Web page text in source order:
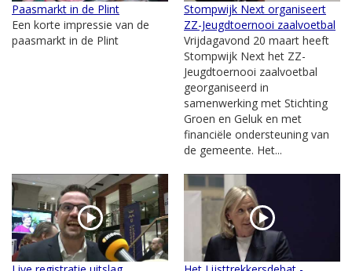
Paasmarkt in de Plint
Een korte impressie van de
paasmarkt in de Plint
Stompwijk Next organiseert
ZZ-Jeugdtoernooi zaalvoetbal
Vrijdagavond 20 maart heeft
Stompwijk Next het ZZ-
Jeugdtoernooi zaalvoetbal
georganiseerd in
samenwerking met Stichting
Groen en Geluk en met
financiële ondersteuning van
de gemeente. Het...